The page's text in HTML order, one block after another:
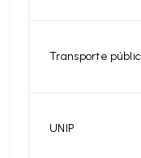
Transporte
UNIP